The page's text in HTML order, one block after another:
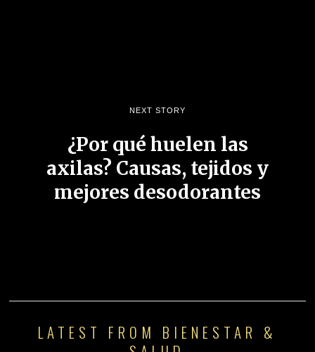
NEXT STORY
¿Por qué huelen las
axilas? Causas, tejidos y
mejores desodorantes
LATEST FROM BIENESTAR &